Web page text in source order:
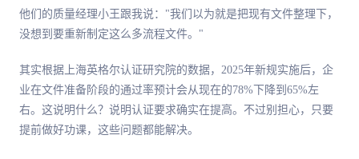
他们的质量经理小王跟我说："我们以为就是把现有文件整理下，
没想到要重新制定这么多流程文件。"
其实根据上海英格尔认证研究院的数据，2025年新规实施后，企
业在文件准备阶段的通过率预计会从现在的78%下降到65%左
右。这说明什么？说明认证要求确实在提高。不过别担心，只要
提前做好功课，这些问题都能解决。